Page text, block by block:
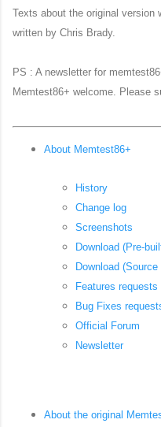
Texts about the original version
written by Chris Brady.
PS : A newsletter for
Memtest86+ welcome. Please
About Memtest86+
History
Change log
Screenshots
Download (Pre-
Download (Source
Features requests
Bug Fixes
Official Forum
Newsletter
About the original